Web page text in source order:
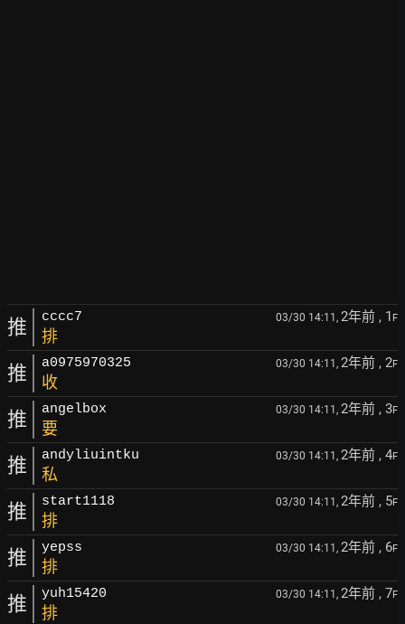
推 cccc7 03/30 14:11, 2年前 , 1 F
排
推 a0975970325 03/30 14:11, 2年前 , 2F
收
推 angelbox 03/30 14:11, 2年前 , 3F
要
推 andyliuintku 03/30 14:11, 2年前 , 4F
私
推 start1118 03/30 14:11, 2年前 , 5F
排
推 yepss 03/30 14:11, 2年前 , 6F
排
推 yuh15420 03/30 14:11, 2年前 , 7F
排